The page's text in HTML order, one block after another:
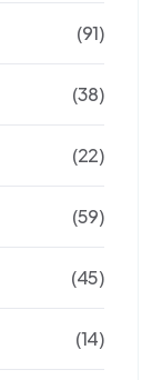
(91)
(38)
(22)
(59)
(45)
(14)